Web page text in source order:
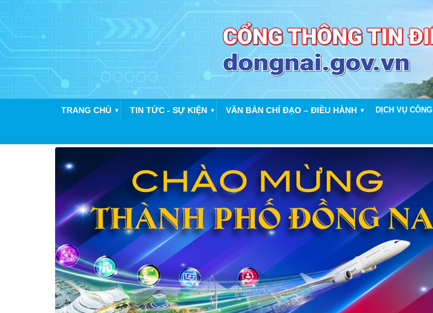
TRANG CHỦ ▼ TIN TỨC - SỰ KIỆN ▼ VĂN BẢN CHỈ ĐẠO – ĐIỀU HÀNH ▼ DỊCH VỤ CÔNG